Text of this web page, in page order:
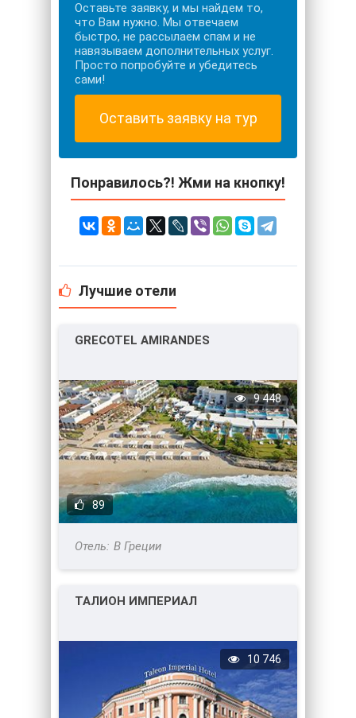
Оставьте заявку, и мы найдем то,
что Вам нужно. Мы отвечаем
быстро, не рассылаем спам и не
навязываем дополнительных услуг.
Просто попробуйте и убедитесь
сами!
Оставить заявку на тур
Понравилось?! Жми на кнопку!
Лучшие отели
GRECOTEL AMIRANDES
89
9 448
В Греции
ТАЛИОН ИМПЕРИАЛ
10 746